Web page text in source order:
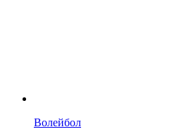
Волейбол